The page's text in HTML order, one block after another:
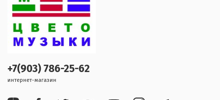
+7(903) 786-25-62
интернет-магазин